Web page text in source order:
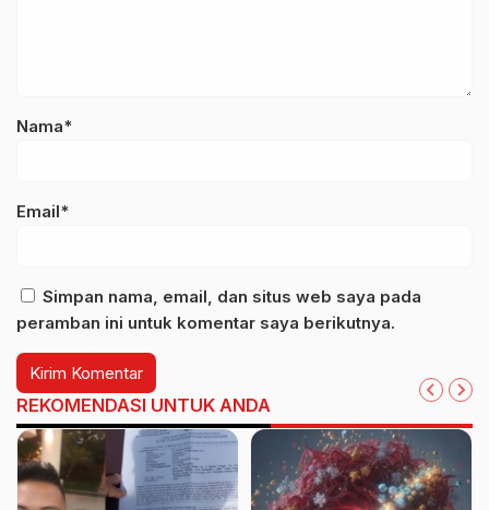
Nama*
Email*
Simpan nama, email, dan situs web saya pada
peramban ini untuk komentar saya berikutnya.
REKOMENDASI UNTUK ANDA